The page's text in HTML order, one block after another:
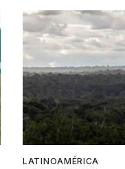
LATINOAMÉRICA